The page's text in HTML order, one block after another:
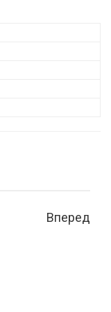
Вперед